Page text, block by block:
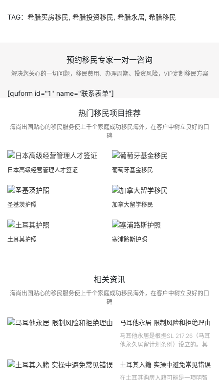
TAG： 希腊买房移民, 希腊投资移民, 希腊永居, 希腊移民
预约移民专家一对一咨询
解决您关心的一切问题，移民费用、办理周期、投资风险，VIP定制移民方案
[quform id="1" name="联系表单"]
热门移民项目推荐
海尚出国贴心的移民服务使上千个家庭成功移民海外，在客户中树立良好的口
碑
日本高级经营管理人才签证 葡萄牙基金移民
圣基茨护照 加拿大留学移民
土耳其护照 塞浦路斯护照
相关资讯
海尚出国贴心的移民服务使上千个家庭成功移民海外，在客户中树立良好的口
碑
马耳他永居 限制风险和拒绝理由
马耳他永居是根据SL 217.26（马耳
他永久居留计划条例）设立的。其
121 号法律公告，并随后根据2024
土耳其入籍 实操中避免常见错误
在土耳其购房入籍可能是一项明智